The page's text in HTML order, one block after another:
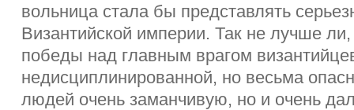
вольница стала бы представлять
Византийской империи. Так не лучше
победы над главным врагом
недисциплинированной, но весьма
людей очень заманчивую, но и очень